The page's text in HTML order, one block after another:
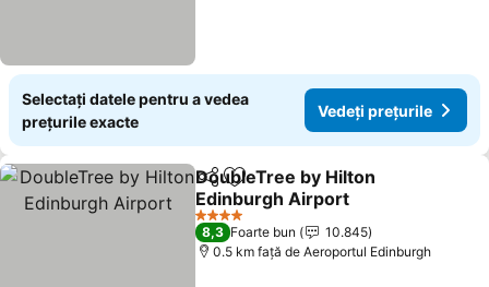
Selectați datele pentru a vedea
prețurile exacte
Vedeți prețurile
DistribuițiAdăugaţi la favorite
DoubleTree by Hilton
Edinburgh Airport
4 Stele
8,3 Foarte bun
10.845
0.5 km faţă de Aeroportul Edinburgh